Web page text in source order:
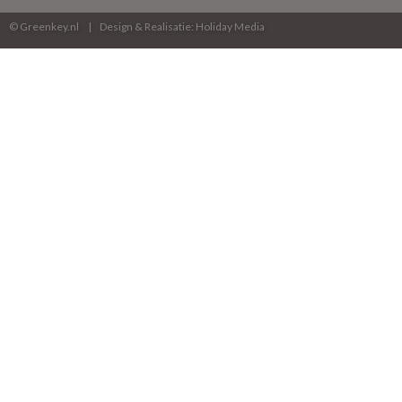
© Greenkey.nl Design & Realisatie: Holiday Media